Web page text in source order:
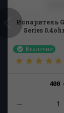
Испаритель
Series
В наличии
400